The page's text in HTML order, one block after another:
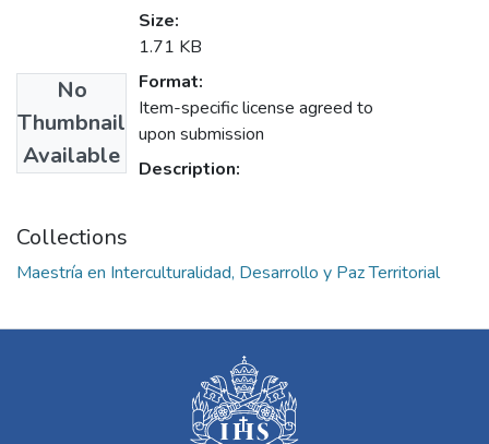
No
Thumbnail
Available
Size:
1.71 KB
Format:
Item-specific license agreed to
upon submission
Description:
Collections
Maestría en Interculturalidad, Desarrollo y Paz Territorial